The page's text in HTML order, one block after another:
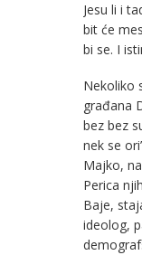
Jesu li i
bit će
bi se. I
Nekoliko
građana
bez bez
nek se
Majko,
Perica
Baje,
ideolog,